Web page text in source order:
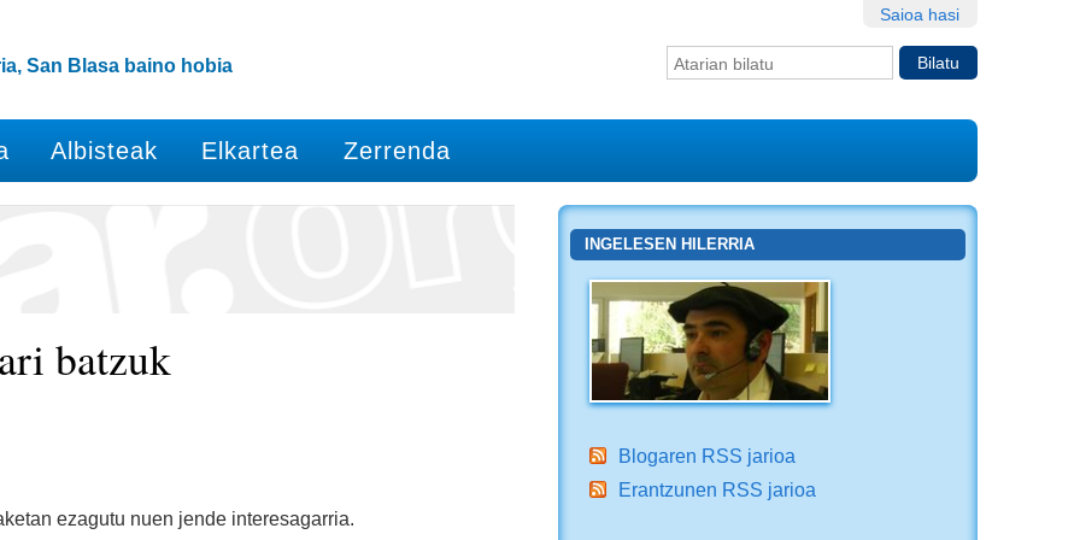
Saioa hasi
Bilatu atarian
San Blasa baino hobia
Albisteak Elkartea Zerrenda
batzuk
ezagutu nuen jende interesagarria.
INGELESEN HILERRIA
Blogaren RSS jarioa
Erantzunen RSS jarioa